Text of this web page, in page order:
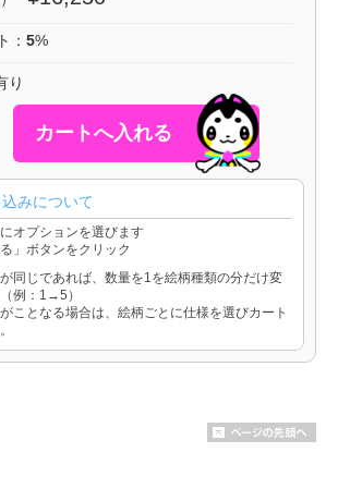
： 5%
り
みについて
オプションを選びます
」ボタンをクリック
同じであれば、数量を1を絵柄種類の分だけ変
例：1→5）
ことなる場合は、絵柄ごとに仕様を選びカート